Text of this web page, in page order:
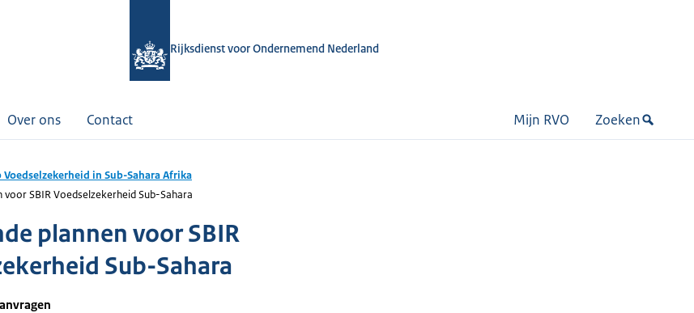
Rijksdienst voor Ondernemend Nederland
Over ons Contact Mijn RVO Zoeken
Voedselzekerheid in Sub-Sahara Afrika
voor SBIR Voedselzekerheid Sub-Sahara
plannen voor SBIR
Sub-Sahara